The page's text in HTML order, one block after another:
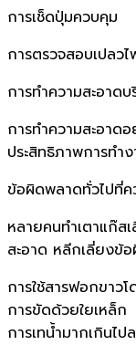
การเช็ดปุ่มควบคุม
การตรวจสอบเปลว
การทำความสะอาด
การทำความสะอาดอ
ประสิทธิภาพการทำง
ข้อผิดพลาดทั่วไปที่ค
หลายคนทำเตาแก๊ส
สะอาด หลีกเลี่ยงข้
การใช้สารฟอกขาว
การขัดด้วยใยเหล็ก
การเทน้ำมากเกินไป